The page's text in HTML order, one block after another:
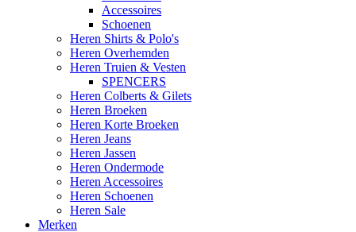
Accessoires
Schoenen
Heren Shirts & Polo's
Heren Overhemden
Heren Truien & Vesten
SPENCERS
Heren Colberts & Gilets
Heren Broeken
Heren Korte Broeken
Heren Jeans
Heren Jassen
Heren Ondermode
Heren Accessoires
Heren Schoenen
Heren Sale
Merken